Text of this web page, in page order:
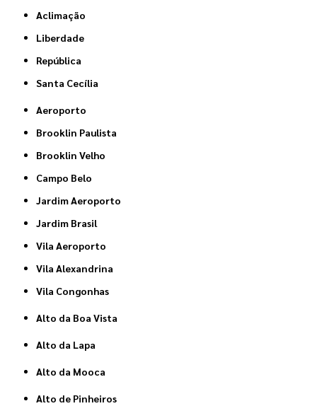
Aclimação
Liberdade
República
Santa Cecília
Aeroporto
Brooklin Paulista
Brooklin Velho
Campo Belo
Jardim Aeroporto
Jardim Brasil
Vila Aeroporto
Vila Alexandrina
Vila Congonhas
Alto da Boa Vista
Alto da Lapa
Alto da Mooca
Alto de Pinheiros